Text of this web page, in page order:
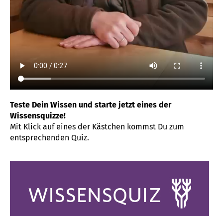
Teste Dein Wissen und starte jetzt eines der
Wissensquizze!
Mit Klick auf eines der Kästchen kommst Du zum
entsprechenden Quiz.